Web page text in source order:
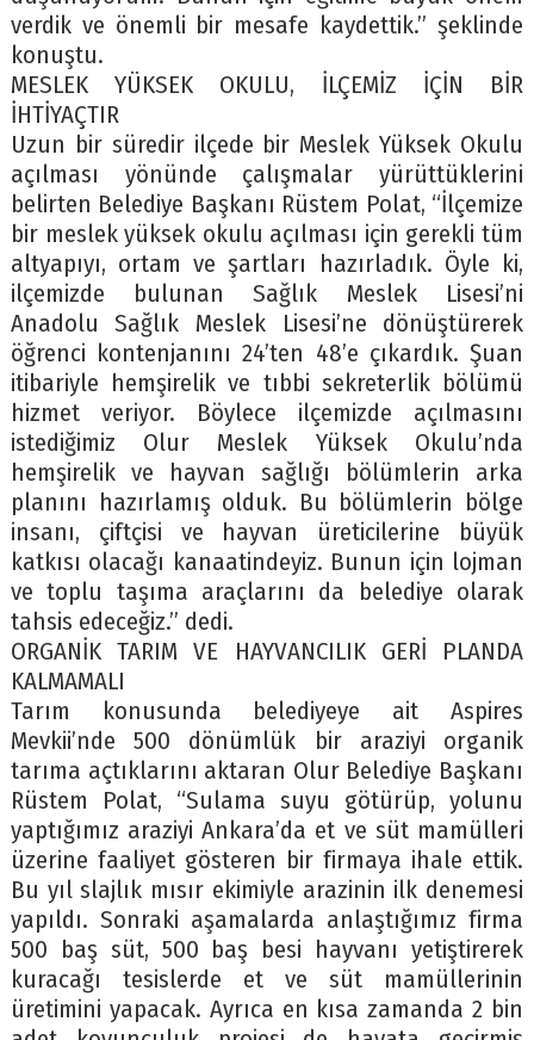
verdik ve önemli bir mesafe kaydettik.” şeklinde
konuştu.
MESLEK YÜKSEK OKULU, İLÇEMİZ İÇİN BİR
İHTİYAÇTIR
Uzun bir süredir ilçede bir Meslek Yüksek Okulu
açılması yönünde çalışmalar yürüttüklerini
belirten Belediye Başkanı Rüstem Polat, “İlçemize
bir meslek yüksek okulu açılması için gerekli tüm
altyapıyı, ortam ve şartları hazırladık. Öyle ki,
ilçemizde bulunan Sağlık Meslek Lisesi’ni
Anadolu Sağlık Meslek Lisesi’ne dönüştürerek
öğrenci kontenjanını 24’ten 48’e çıkardık. Şuan
itibariyle hemşirelik ve tıbbi sekreterlik bölümü
hizmet veriyor. Böylece ilçemizde açılmasını
istediğimiz Olur Meslek Yüksek Okulu’nda
hemşirelik ve hayvan sağlığı bölümlerin arka
planını hazırlamış olduk. Bu bölümlerin bölge
insanı, çiftçisi ve hayvan üreticilerine büyük
katkısı olacağı kanaatindeyiz. Bunun için lojman
ve toplu taşıma araçlarını da belediye olarak
tahsis edeceğiz.” dedi.
ORGANİK TARIM VE HAYVANCILIK GERİ PLANDA
KALMAMALI
Tarım konusunda belediyeye ait Aspires
Mevkii’nde 500 dönümlük bir araziyi organik
tarıma açtıklarını aktaran Olur Belediye Başkanı
Rüstem Polat, “Sulama suyu götürüp, yolunu
yaptığımız araziyi Ankara’da et ve süt mamülleri
üzerine faaliyet gösteren bir firmaya ihale ettik.
Bu yıl slajlık mısır ekimiyle arazinin ilk denemesi
yapıldı. Sonraki aşamalarda anlaştığımız firma
500 baş süt, 500 baş besi hayvanı yetiştirerek
kuracağı tesislerde et ve süt mamüllerinin
üretimini yapacak. Ayrıca en kısa zamanda 2 bin